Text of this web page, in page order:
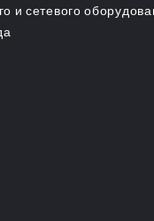
и сетевого